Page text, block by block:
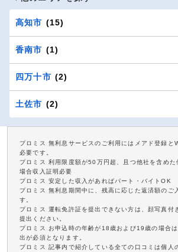
高知市 (15)
香南市 (1)
四万十市 (2)
土佐市 (2)
プロミス 無利息サービスのご利用にはメアド登録と
必要です。
プロミス 利用限度額が50万円超、且つ他社を含め
場合収入証明必要
プロミス 安定した収入があればパート・バイトOK
プロミス 無利息期間中に、残高に応じた返済額のご
す。
プロミス 運転免許証を提出できない方は、顔写真付
提出ください。
プロミス お申込時の年齢が18歳および19歳の場合
出が必須となります。
プロミス 記事内で紹介している全ての口コミは個人